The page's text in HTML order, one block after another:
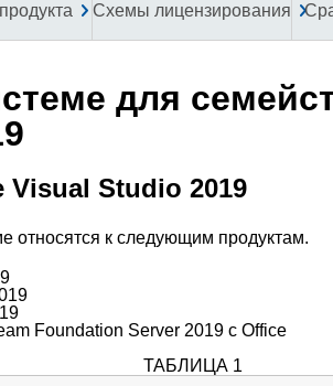
Схемы лицензирования
для
Visual Studio 2019
относятся к следующим продуктам.
Foundation Server 2019 с Office
ТАБЛИЦА 1